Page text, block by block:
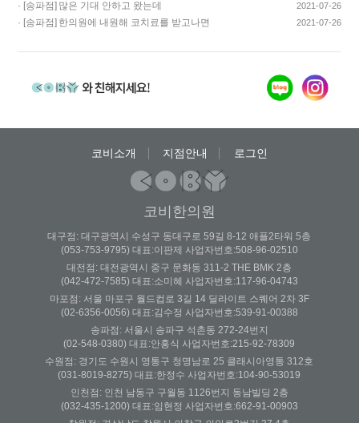
기쁩니다…
· [송파점] 많은 기대 안하고 왔는데
코스요리처럼 이어…
2021-07-26
· [송파점] 한의원에 내원해 코치료를 받고나면
2021-07-26
코비소개 지점안내 로그인
코비한의원
대구점: 대구광역시 수성구 동대구로 59길 8-12 애플2타워 5층
(053-753-9795) 대표:이판제 사업자번호:508-96-02510
대전점: 대전광역시 중구 문화동 311-2 THE BMK 2층
(042-472-7585) 대표:소미혜 사업자번호:117-96-04743
마포점: 서울 마포구 월드컵로 3길 14 딜라이트 스퀘어 2차 3F
(02-6356-0056) 대표:김수정 사업자번호:539-91-00388
송파점: 서울시 송파구 석촌동 272-24번지
(02-548-0380) 대표:안홍식 사업자번호:215-92-78309
수원점: 경기도 수원시 영통구 청명남로 25 클래시아영통 312호
(031-8019-8275) 대표:한정수 사업자번호:104-90-53019
인천점: 인천 남동구 구월동 1126번지 동남빌딩 2층
(032-435-1200) 대표:임현정 사업자번호:662-91-00903